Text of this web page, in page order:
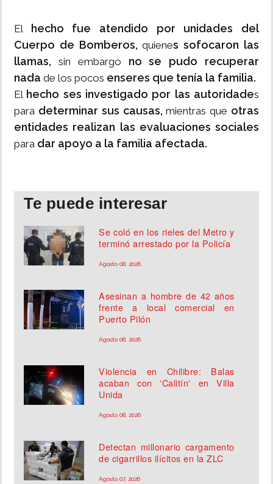
El
hecho fue atendido por unidades del
Cuerpo de Bomberos, quienes sofocaron las
llamas, sin embargo no se pudo recuperar
nada de los pocos enseres que tenía la familia.
El hecho ses investigado por las autoridades
para determinar sus causas, mientras que otras
entidades realizan las evaluaciones sociales
para dar apoyo a la familia afectada.
Te puede interesar
Se coló en los rieles del Metro y
terminó arrestado por la Policía
Agosto 08, 2026
Asesinan a hombre de 42 años
frente a local comercial en
Puerto Pilón
Agosto 08, 2026
Violencia en Chilibre: Balas
acaban con 'Calitín' en Villa
Unida
Agosto 08, 2026
Detectan millonario cargamento
de cigarrillos ilícitos en la ZLC
Agosto 07, 2026